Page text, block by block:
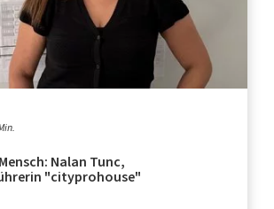
Nalan Tunc,
"cityprohouse"